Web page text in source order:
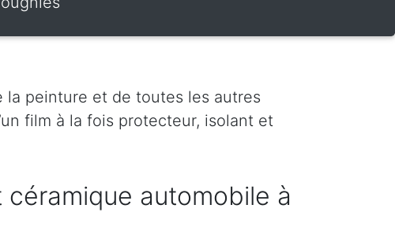
peinture et de toutes les autres
film à la fois protecteur, isolant et
céramique automobile à